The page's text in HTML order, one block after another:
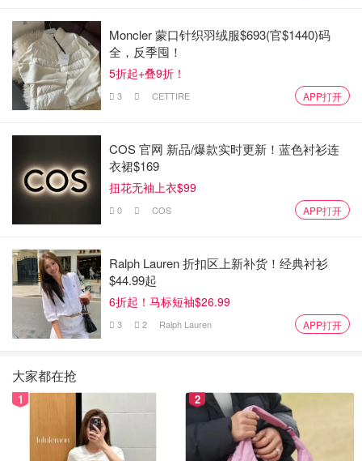
Moncler 蒙口针织羽绒服$693(官$1440)码
全，反季囤！
5折起+叠9折！
3 CETTIRE APP打开
COS 官网 新品/爆款实时更新！蓝色衬衫连
衣裙$169
扭花无袖上衣$99
0 COS APP打开
Ralph Lauren 折扣区上新补货！经典衬衫
$44.99起
6折起！马标短袖$26.99
3 2 Ralph Lauren APP打开
大家都在抢
1 2